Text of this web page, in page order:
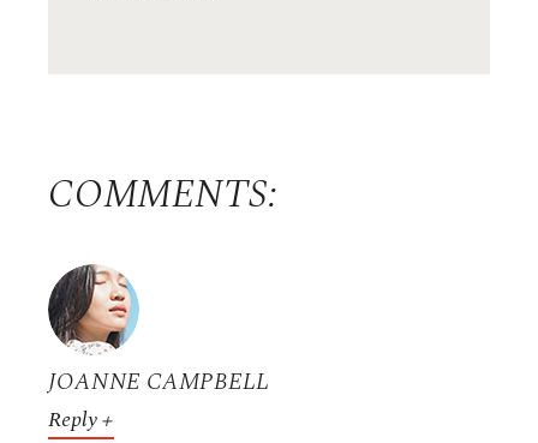
COMMENTS:
JOANNE CAMPBELL
Reply